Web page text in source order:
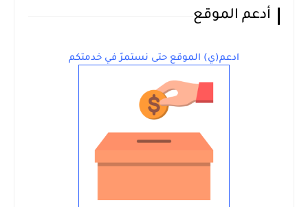
أدعم الموقع
ادعم(ي) الموقع حتى نستمرّ في خدمتكم